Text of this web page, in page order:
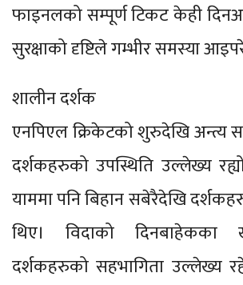
फाइनलको सम्पूर्ण टिकट केही
सुरक्षाको दृष्टिले गम्भीर समस्या
शालीन दर्शक
एनपिएल क्रिकेटको शुरुदेखि अन्त्य
दर्शकहरुको उपस्थिति उल्लेख्य
याममा पनि बिहान सबेरैदेखि
थिए। विदाको दिनबाहेकका
दर्शकहरुको सहभागिता उल्लेख्य